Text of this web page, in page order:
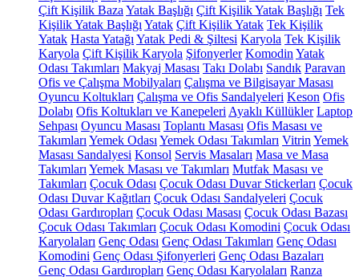
Çift Kişilik Baza Yatak Başlığı Çift Kişilik Yatak Başlığı Tek
Kişilik Yatak Başlığı Yatak Çift Kişilik Yatak Tek Kişilik
Yatak Hasta Yatağı Yatak Pedi & Şiltesi Karyola Tek Kişilik
Karyola Çift Kişilik Karyola Şifonyerler Komodin Yatak
Odası Takımları Makyaj Masası Takı Dolabı Sandık Paravan
Ofis ve Çalışma Mobilyaları Çalışma ve Bilgisayar Masası
Oyuncu Koltukları Çalışma ve Ofis Sandalyeleri Keson Ofis
Dolabı Ofis Koltukları ve Kanepeleri Ayaklı Küllükler Laptop
Sehpası Oyuncu Masası Toplantı Masası Ofis Masası ve
Takımları Yemek Odası Yemek Odası Takımları Vitrin Yemek
Masası Sandalyesi Konsol Servis Masaları Masa ve Masa
Takımları Yemek Masası ve Takımları Mutfak Masası ve
Takımları Çocuk Odası Çocuk Odası Duvar Stickerları Çocuk
Odası Duvar Kağıtları Çocuk Odası Sandalyeleri Çocuk
Odası Gardıropları Çocuk Odası Masası Çocuk Odası Bazası
Çocuk Odası Takımları Çocuk Odası Komodini Çocuk Odası
Karyolaları Genç Odası Genç Odası Takımları Genç Odası
Komodini Genç Odası Şifonyerleri Genç Odası Bazaları
Genç Odası Gardıropları Genç Odası Karyolaları Ranza